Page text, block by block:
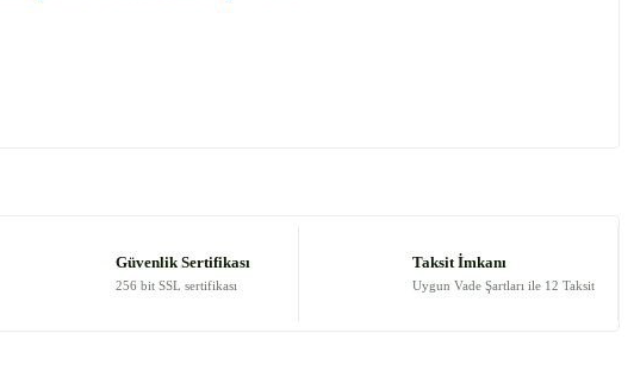
Güvenlik Sertifikası
256 bit SSL sertifikası
Taksit İmkanı
Uygun Vade Şartları ile 12 Taksit